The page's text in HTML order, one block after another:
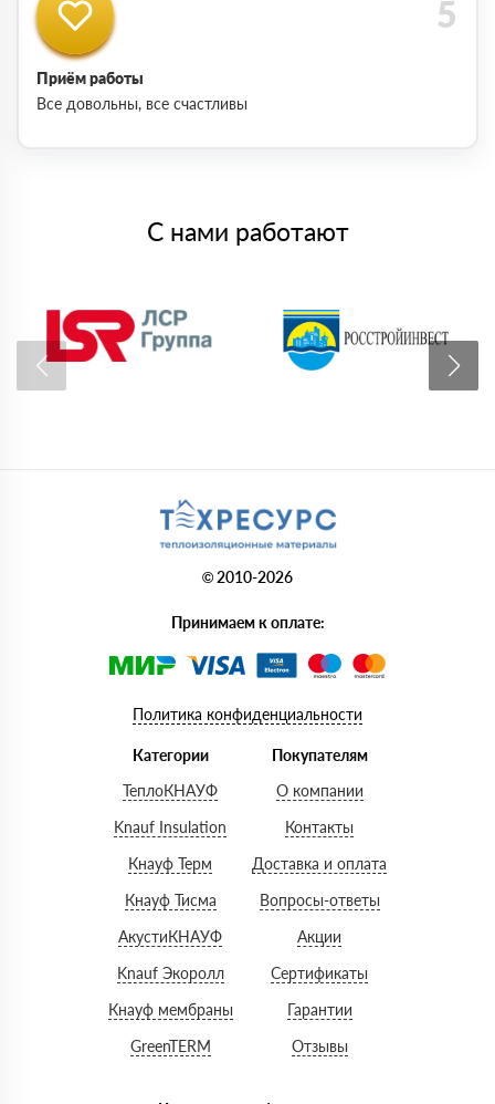
Приём работы
Все довольны, все счастливы
С нами работают
© 2010-2026
Принимаем к оплате:
Политика конфиденциальности
Категории
ТеплоКНАУФ
Knauf Insulation
Кнауф Терм
Кнауф Тисма
АкустиКНАУФ
Knauf Экоролл
Кнауф мембраны
GreenTERM
Покупателям
О компании
Контакты
Доставка и оплата
Вопросы-ответы
Акции
Сертификаты
Гарантии
Отзывы